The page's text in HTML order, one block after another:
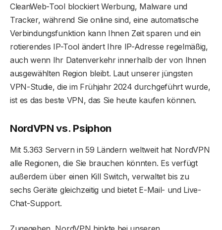
CleanWeb-Tool blockiert Werbung, Malware und
Tracker, während Sie online sind, eine automatische
Verbindungsfunktion kann Ihnen Zeit sparen und ein
rotierendes IP-Tool ändert Ihre IP-Adresse regelmäßig,
auch wenn Ihr Datenverkehr innerhalb der von Ihnen
ausgewählten Region bleibt. Laut unserer jüngsten
VPN-Studie, die im Frühjahr 2024 durchgeführt wurde,
ist es das beste VPN, das Sie heute kaufen können.
NordVPN vs. Psiphon
Mit 5.363 Servern in 59 Ländern weltweit hat NordVPN
alle Regionen, die Sie brauchen könnten. Es verfügt
außerdem über einen Kill Switch, verwaltet bis zu
sechs Geräte gleichzeitig und bietet E-Mail- und Live-
Chat-Support.